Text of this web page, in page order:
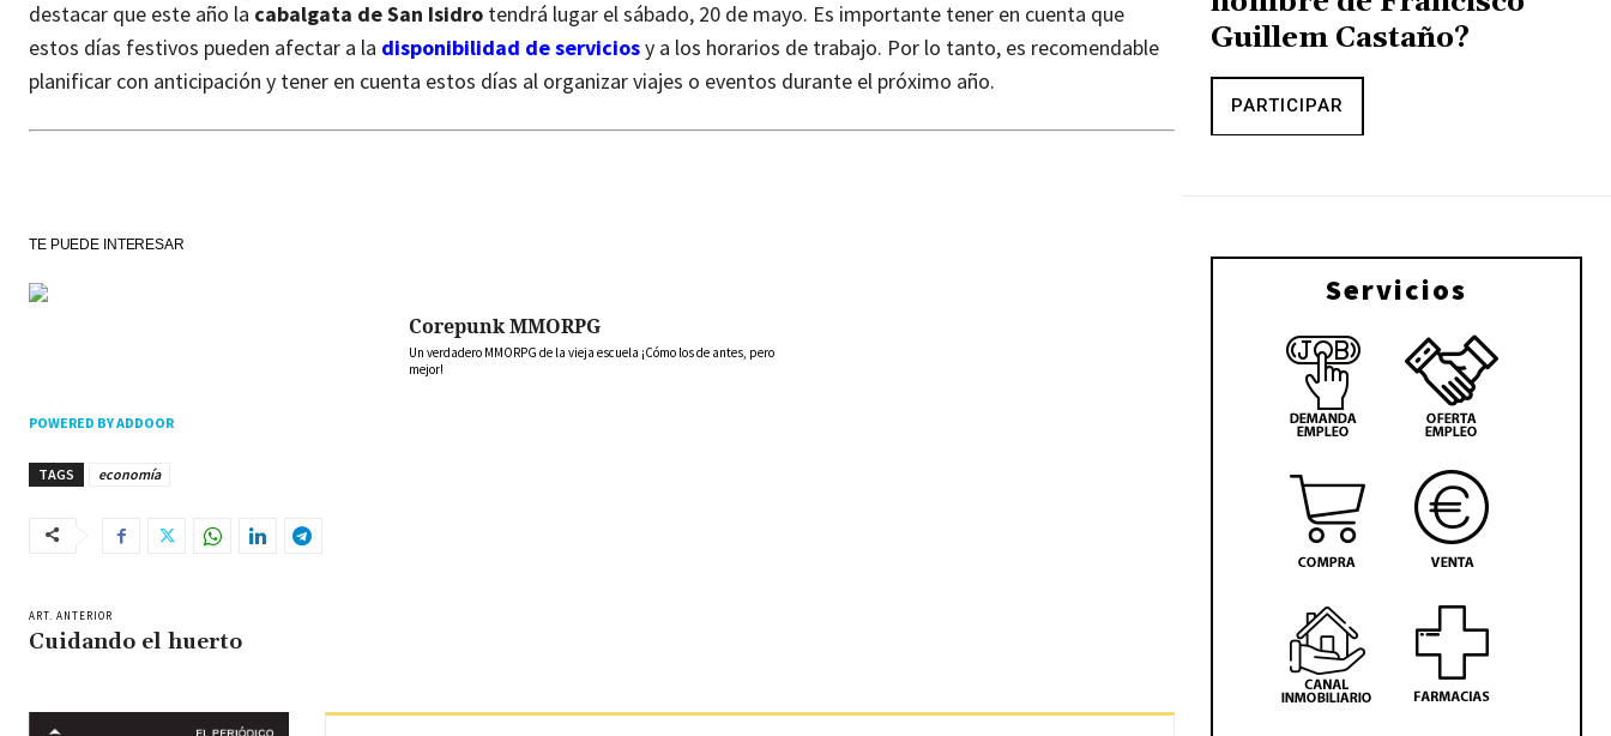
destacar que este año la cabalgata de San Isidro tendrá lugar el sábado, 20 de mayo. Es importante tener en cuenta que
estos días festivos pueden afectar a la disponibilidad de serviciosy a los horarios de trabajo. Por lo tanto, es recomendable
planificar con anticipación y tener en cuenta estos días al organizar viajes o eventos durante el próximo año.
TE PUEDE INTERESAR
Corepunk MMORPG
Un verdadero MMORPG de la vieja escuela ¡Cómo los de antes, pero
mejor!
POWERED BY ADDOOR
TAGS economía
ART. ANTERIOR
Cuidando el huerto
Guillem Castaño?
PARTICIPAR
Servicios